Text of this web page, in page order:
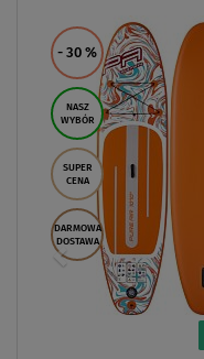
- 30 %
NASZ
WYBÓR
SUPER
CENA
DARMOWA
DOSTAWA